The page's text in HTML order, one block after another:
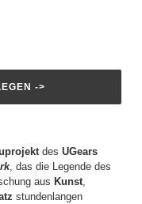
->
des UGears
, das die Legende des
aus Kunst,
stundenlangen